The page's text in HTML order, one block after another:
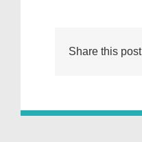
Share this post